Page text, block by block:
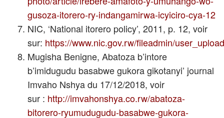
gusoza-itorero-ry-indangamirwa-icyiciro-cya-12
NIC, ‘National itorero policy’, 2011, p. 12, voir
sur: https://www.nic.gov.rw/fileadmin/
Mugisha Benigne, Abatoza b’intore
b’imidugudu basabwe gukora gikotanyi’ journal
Imvaho Nshya du 17/12/2018, voir
sur : http://imvahonshya.co.rw/abatoza-
bitorero-ryumudugudu-basabwe-gukora-